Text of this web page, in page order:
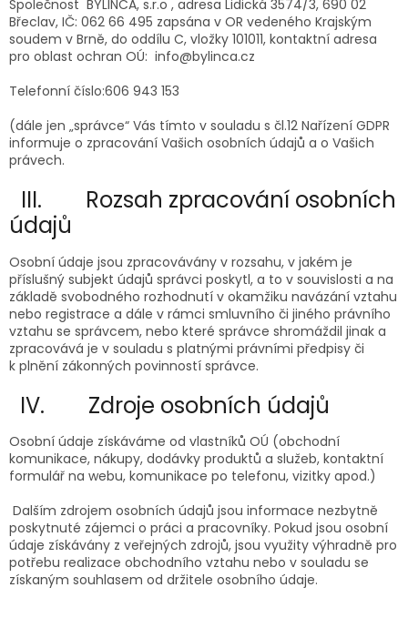
Společnost BYLINCA, s.r.o , adresa Lidická 3574/3, 690 02
Břeclav, IČ: 062 66 495 zapsána v OR vedeného Krajským
soudem v Brně, do oddílu C, vložky 101011, kontaktní adresa
pro oblast ochran OÚ: info@bylinca.cz
Telefonní číslo:606 943 153
(dále jen „správce“ Vás tímto v souladu s čl.12 Nařízení GDPR
informuje o zpracování Vašich osobních údajů a o Vašich
právech.
III. Rozsah zpracování osobních
údajů
Osobní údaje jsou zpracovávány v rozsahu, v jakém je
příslušný subjekt údajů správci poskytl, a to v souvislosti a na
základě svobodného rozhodnutí v okamžiku navázání vztahu
nebo registrace a dále v rámci smluvního či jiného právního
vztahu se správcem, nebo které správce shromáždil jinak a
zpracovává je v souladu s platnými právními předpisy či
k plnění zákonných povinností správce.
IV. Zdroje osobních údajů
Osobní údaje získáváme od vlastníků OÚ (obchodní
komunikace, nákupy, dodávky produktů a služeb, kontaktní
formulář na webu, komunikace po telefonu, vizitky apod.)
Dalším zdrojem osobních údajů jsou informace nezbytně
poskytnuté zájemci o práci a pracovníky. Pokud jsou osobní
údaje získávány z veřejných zdrojů, jsou využity výhradně pro
potřebu realizace obchodního vztahu nebo v souladu se
získaným souhlasem od držitele osobního údaje.